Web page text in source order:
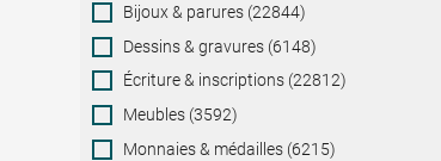
Bijoux & parures (22844)
Dessins & gravures (6148)
Écriture & inscriptions (22812)
Meubles (3592)
Monnaies & médailles (6215)